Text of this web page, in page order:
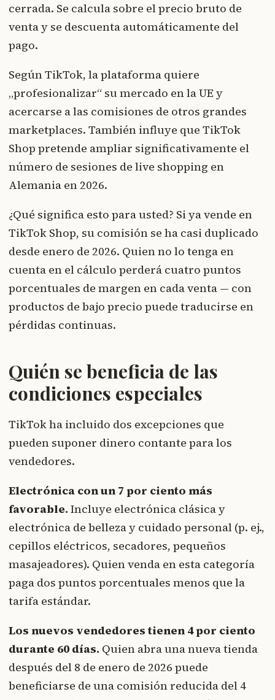
cerrada. Se calcula sobre el precio bruto de
venta y se descuenta automáticamente del
pago.
Según TikTok, la plataforma quiere
„profesionalizar“ su mercado en la UE y
acercarse a las comisiones de otros grandes
marketplaces. También influye que TikTok
Shop pretende ampliar significativamente el
número de sesiones de live shopping en
Alemania en 2026.
¿Qué significa esto para usted? Si ya vende en
TikTok Shop, su comisión se ha casi duplicado
desde enero de 2026. Quien no lo tenga en
cuenta en el cálculo perderá cuatro puntos
porcentuales de margen en cada venta — con
productos de bajo precio puede traducirse en
pérdidas continuas.
Quién se beneficia de las
condiciones especiales
TikTok ha incluido dos excepciones que
pueden suponer dinero contante para los
vendedores.
Electrónica con un 7 por ciento más
favorable. Incluye electrónica clásica y
electrónica de belleza y cuidado personal (p. ej.,
cepillos eléctricos, secadores, pequeños
masajeadores). Quien venda en esta categoría
paga dos puntos porcentuales menos que la
tarifa estándar.
Los nuevos vendedores tienen 4 por ciento
durante 60 días. Quien abra una nueva tienda
después del 8 de enero de 2026 puede
beneficiarse de una comisión reducida del 4